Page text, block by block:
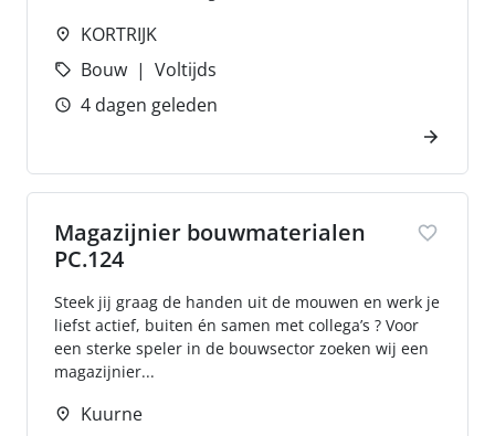
KORTRIJK
Bouw
Voltijds
4 dagen geleden
Magazijnier bouwmaterialen
PC.124
Steek jij graag de handen uit de mouwen en werk je
liefst actief, buiten én samen met collega’s ? Voor
een sterke speler in de bouwsector zoeken wij een
magazijnier...
Kuurne